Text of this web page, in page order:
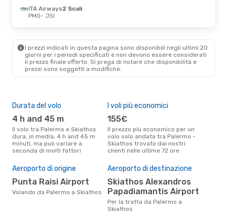
Ven 4 Set- Ven 11 Set
- PMO
Ven 18 Set- Mer 23 Set
JSI- PMO
ITA Airways2 Scali
PMO- JSI
I prezzi indicati in questa pagina sono disponibili negli ultimi 20
giorni per i periodi specificati e non devono essere considerati
il ​​prezzo finale offerto. Si prega di notare che disponibilità e
prezzi sono soggetti a modifiche.
Durata del volo
4 h and 45 m
Il volo tra Palermo e Skiathos
dura, in media, 4 h and 45 m
minuti, ma può variare a
seconda di molti fattori
I voli più economici
155€
Il prezzo più economico per un
volo solo andata tra Palermo -
Skiathos trovato dai nostri
clienti nelle ultime 72 ore
Aeroporto di origine
Punta Raisi Airport
Volando da Palermo a Skiathos
Aeroporto di destinazione
Skiathos Alexandros
Papadiamantis Airport
Per la tratta da Palermo a
Skiathos